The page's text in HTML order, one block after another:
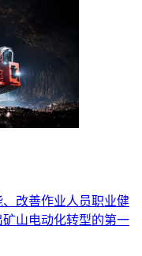
改善作业人员职业健
山电动化转型的第一